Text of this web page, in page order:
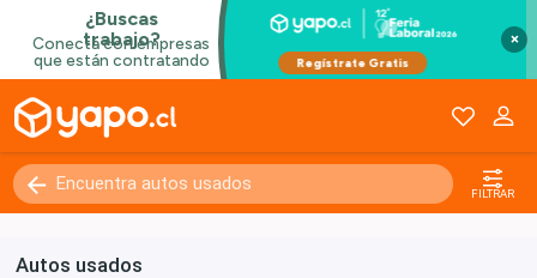
×
FILTRAR
Autos usados